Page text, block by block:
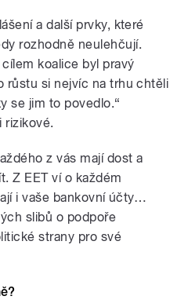
Jaké je (a
a
Co řekl
Putina?
a další prvky, které
rozhodně neulehčují.
koalice byl pravý
růstu si nejvíc na trhu chtěli
se jim to povedlo.“
rizikové.
z vás mají dost a
Z EET ví o každém
i vaše bankovní účty…
slibů o podpoře
strany pro své